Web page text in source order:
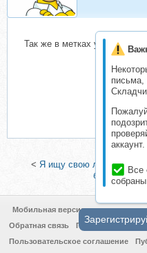
аккаунт.
Все
собраны
Так же в метках указываем
< Я ищу свою любовь
биолокации
Мобильная версия
Обратная связь
Политика
Пользовательское соглашение